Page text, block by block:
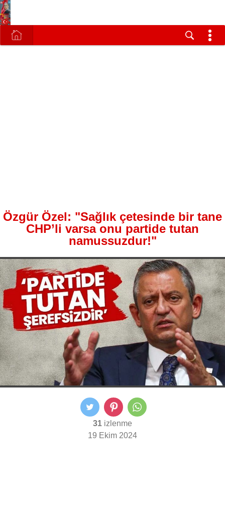
Özgür Özel: "Sağlık çetesinde bir tane
CHP’li varsa onu partide tutan
namussuzdur!"
31 izlenme
19 Ekim 2024